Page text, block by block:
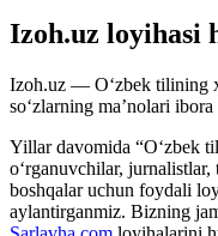
Izoh.uz loyihasi
Izoh.uz — O‘zbek tilining
so‘zlarning ma’nolari
Yillar davomida “O‘zbek
o‘rganuvchilar,
boshqalar uchun foydali
aylantirganmiz. Bizning